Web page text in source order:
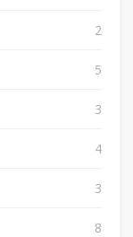
2
5
3
4
3
8